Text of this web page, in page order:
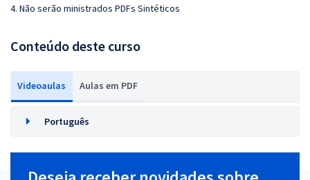
4. Não serão ministrados PDFs Sintéticos
Conteúdo deste curso
Videoaulas Aulas em PDF
Português